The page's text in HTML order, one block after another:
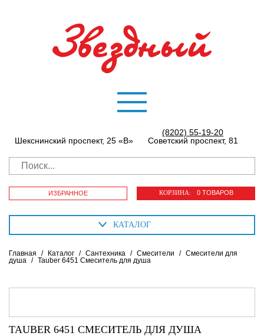
Шекснинский проспект, 25 «В»
(8202) 55-19-20
Советский проспект, 81
ИЗБРАННОЕ КОРЗИНА: 0 ТОВАРОВ
КАТАЛОГ
Главная / Каталог / Сантехника / Смесители / Cмесители для
душа / Tauber 6451 Смеситель для душа
TAUBER 6451 СМЕСИТЕЛЬ ДЛЯ ДУША